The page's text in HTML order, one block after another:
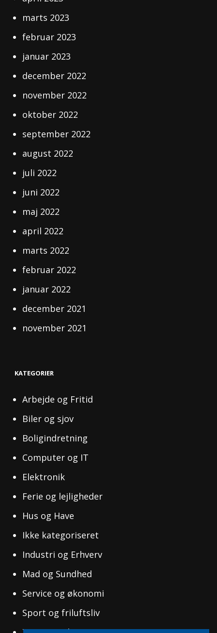
marts 2023
februar 2023
januar 2023
december 2022
november 2022
oktober 2022
september 2022
august 2022
juli 2022
juni 2022
maj 2022
april 2022
marts 2022
februar 2022
januar 2022
december 2021
november 2021
KATEGORIER
Arbejde og Fritid
Biler og sjov
Boligindretning
Computer og IT
Elektronik
Ferie og lejligheder
Hus og Have
Ikke kategoriseret
Industri og Erhverv
Mad og Sundhed
Service og økonomi
Sport og friluftsliv